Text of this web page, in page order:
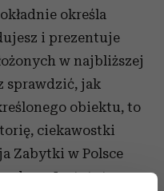
określa
i prezentuje
w najbliższej
sprawdzić, jak
obiektu, to
ciekawostki
Zabytki w Polsce
Instytut